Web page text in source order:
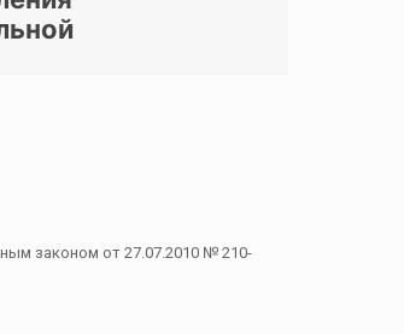
законом от 27.07.2010 № 210-